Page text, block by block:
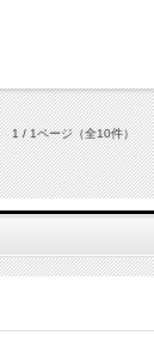
1 / 1ページ（全10件）